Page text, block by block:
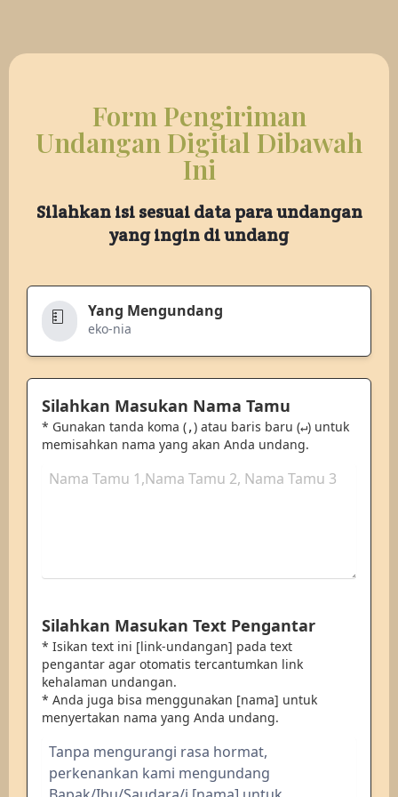
Form Pengiriman
Undangan Digital Dibawah
Ini
Silahkan isi sesuai data para undangan
yang ingin di undang
Yang Mengundang
eko-nia
Silahkan Masukan Nama Tamu
* Gunakan tanda koma (,) atau baris baru (↵) untuk
memisahkan nama yang akan Anda undang.
Silahkan Masukan Text Pengantar
* Isikan text ini [link-undangan] pada text
pengantar agar otomatis tercantumkan link
kehalaman undangan.
* Anda juga bisa menggunakan [nama] untuk
menyertakan nama yang Anda undang.